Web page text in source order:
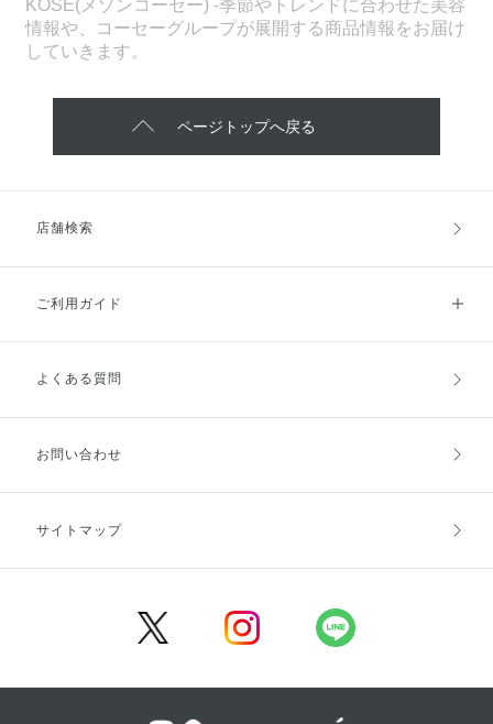
KOSÉ(メゾンコーセー) -季節やトレンドに合わせた美容
情報や、コーセーグループが展開する商品情報をお届け
していきます。
ページトップへ戻る
店舗検索
ご利用ガイド
ご利用ガイドトップ
お支払方法
キャンセル・返品・交換
よくある質問
お問い合わせ
サイトマップ